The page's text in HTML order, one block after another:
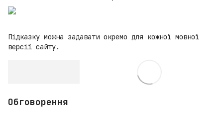
Підказку можна задавати окремо для кожної мовної
версії сайту.
Обговорення